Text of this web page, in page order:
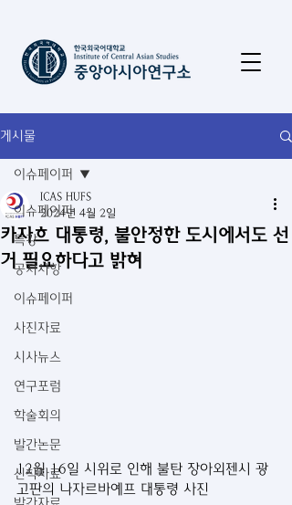
게시물
이슈페이퍼
특강
공지사항
이슈페이퍼
사진자료
시사뉴스
연구포럼
학술회의
발간논문
신착자료
이슈페이퍼
카자흐 대통령, 불안정한 도시에서도 선
거 필요하다고 밝혀
ICAS HUFS
2024년 4월 2일
12월 16일 시위로 인해 불탄 장아외젠시 광
고판의 나자르바예프 대통령 사진